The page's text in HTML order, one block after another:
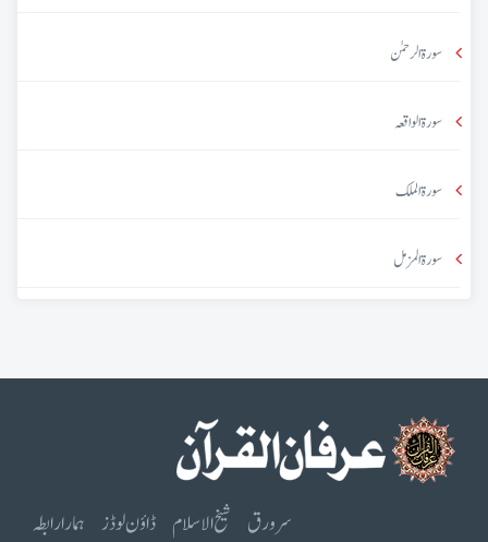
سورۃ الرحمٰن
سورۃ الواقعہ
سورۃ الملک
سورۃ المزمل
سرورق شیخ الاسلام ڈاؤن لوڈز ہمارا رابطہ